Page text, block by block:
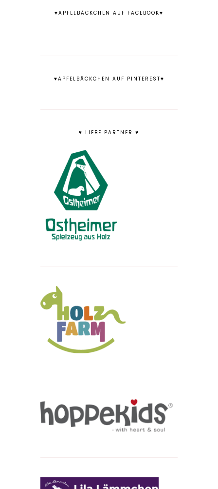
♥APFELBÄCKCHEN AUF FACEBOOK♥
♥APFELBÄCKCHEN AUF PINTEREST♥
♥ LIEBE PARTNER ♥